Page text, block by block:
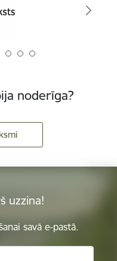
noderīga?
uzzina!
savā e-pastā.